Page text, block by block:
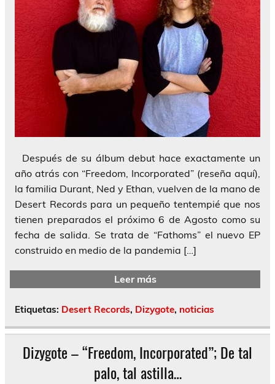
Después de su álbum debut hace exactamente un
año atrás con “Freedom, Incorporated” (reseña aquí),
la familia Durant, Ned y Ethan, vuelven de la mano de
Desert Records para un pequeño tentempié que nos
tienen preparados el próximo 6 de Agosto como su
fecha de salida. Se trata de “Fathoms” el nuevo EP
construido en medio de la pandemia […]
Leer más
Etiquetas: Desert Records, Dizygote, noticias
Dizygote – “Freedom, Incorporated”; De tal
palo, tal astilla…